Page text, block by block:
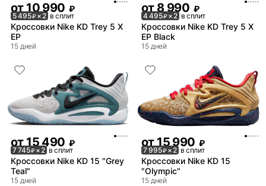
от10 990 ₽
5 495₽× 2 в сплит
Кроссовки Nike KD Trey 5 X
EP
15 дней
от8 990 ₽
4 495₽× 2 в сплит
Кроссовки Nike KD Trey 5 X
EP Black
15 дней
от15 490 ₽
7 745₽× 2 в сплит
Кроссовки Nike KD 15 "Grey
Teal"
15 дней
от15 990 ₽
7 995₽× 2 в сплит
Кроссовки Nike KD 15
"Olympic"
15 дней